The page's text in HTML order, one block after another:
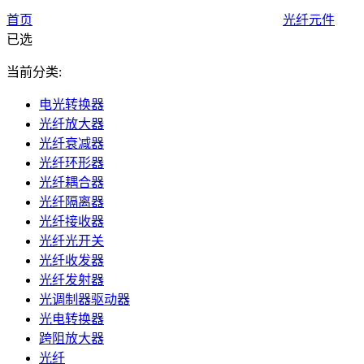
首页 光纤元件
已选
当前分类:
电光转换器
光纤放大器
光纤衰减器
光纤环形器
光纤耦合器
光纤隔离器
光纤接收器
光纤光开关
光纤收发器
光纤发射器
光调制器驱动器
光电转换器
跨阻放大器
光纤